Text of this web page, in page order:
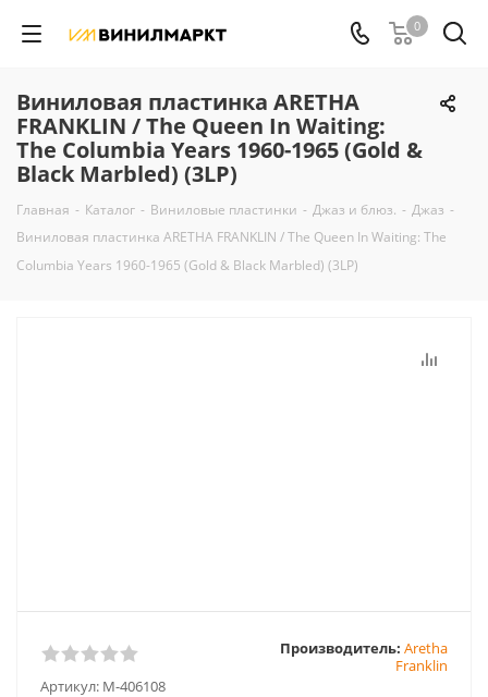
0
Виниловая пластинка ARETHA
FRANKLIN / The Queen In Waiting:
The Columbia Years 1960-1965 (Gold &
Black Marbled) (3LP)
Главная - Каталог - Виниловые пластинки - Джаз и блюз. - Джаз -
Виниловая пластинка ARETHA FRANKLIN / The Queen In Waiting: The
Columbia Years 1960-1965 (Gold & Black Marbled) (3LP)
Артикул: M-406108
Производитель: Aretha
Franklin